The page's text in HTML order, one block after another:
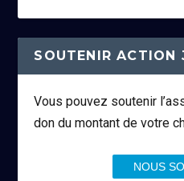
SOUTENIR ACTION
Vous pouvez soutenir
don du montant de votre
NOUS